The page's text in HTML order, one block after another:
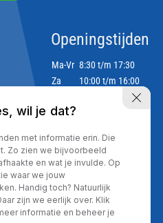
Openingstijden
Ma-Vr 8:30 t/m 17:30
Za
10:00 t/m 16:00
wil je dat?
met informatie erin. Die
Zo zien we bijvoorbeeld
en wat je invulde. Op
waar we jouw
Handig toch? Natuurlijk
zijn we eerlijk over. Klik
informatie en beheer je